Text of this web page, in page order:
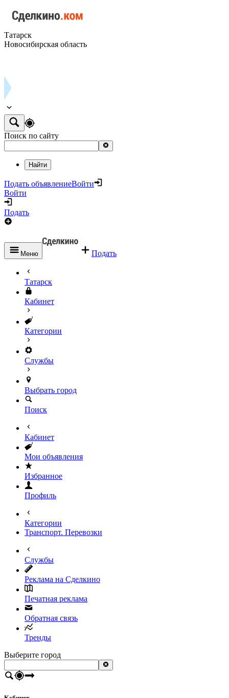
Татарск
Новосибирская область
Поиск по сайту
Найти
Подать объявлениеВойти
Войти
Подать
Меню Подать
Татарск
Кабинет
Категории
Службы
Выбрать город
Поиск
Кабинет
Мои объявления
Избранное
Профиль
Категории
Транспорт. Перевозки
Службы
Реклама на Сделкино
Печатная реклама
Обратная связь
Тренды
Выберите город